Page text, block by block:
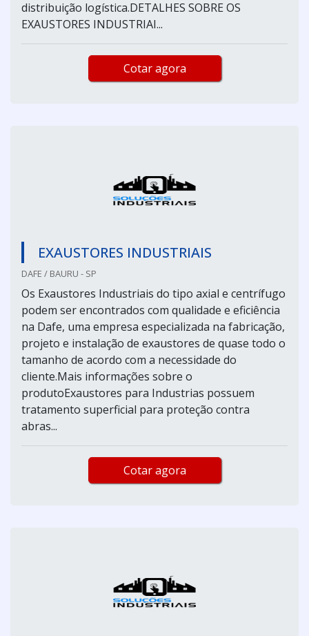
distribuição logística.DETALHES SOBRE OS
EXAUSTORES INDUSTRIAI...
Cotar agora
EXAUSTORES INDUSTRIAIS
DAFE / BAURU - SP
Os Exaustores Industriais do tipo axial e centrífugo
podem ser encontrados com qualidade e eficiência
na Dafe, uma empresa especializada na fabricação,
projeto e instalação de exaustores de quase todo o
tamanho de acordo com a necessidade do
cliente.Mais informações sobre o
produtoExaustores para Industrias possuem
tratamento superficial para proteção contra
abras...
Cotar agora